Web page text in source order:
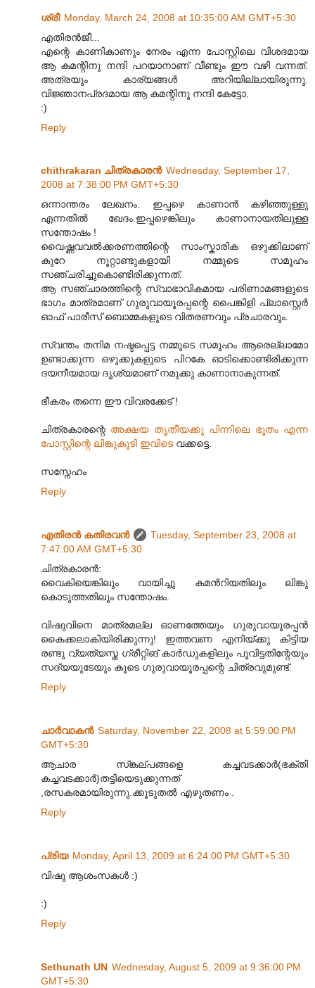
ശ്രീ Monday, March 24, 2008 at 10:35:00 AM GMT+5:30
എതിരന്‍‌ജീ...
എന്റെ കാണികാണും നേരം എന്ന പോസ്റ്റിലെ വിശദമായ
ആ കമന്റിനു നന്ദി പറയാനാണ് വീണ്ടും ഈ വഴി വന്നത്.
അത്രയും കാര്യങ്ങള്‍ അറിയില്ലായിരുന്നു.
വിജ്ഞാനപ്രദമായ ആ കമന്റിനു നന്ദി കേട്ടോ.
:)
Reply
chithrakaran ചിത്രകാരന്‍ Wednesday, September 17,
2008 at 7:38:00 PM GMT+5:30
ഒന്നാന്തരം ലേഖനം. ഇപ്പഴെ കാണാന്‍ കഴിഞ്ഞുള്ളു
എന്നതില്‍ ഖേദം.ഇപ്പഴെങ്കിലും കാണാനായതിലുള്ള
സന്തോഷം !
വൈഷ്ണവവല്‍ക്കരണത്തിന്റെ സാംസ്കാരിക ഒഴുക്കിലാണ്
കുറേ നൂറ്റാണ്ടുകളായി നമ്മുടെ സമൂഹം
സഞ്ചരിച്ചുകൊണ്ടിരിക്കുന്നത്.
ആ സഞ്ചാരത്തിന്റെ സ്വാഭാവികമായ പരിണാമങ്ങളുടെ
ഭാഗം മാത്രമാണ് ഗുരുവായൂരപ്പന്റെ പൈങ്കിളി പ്ലാസ്റ്റെര്‍
ഓഫ് പാരീസ് ബൊമ്മകളുടെ വിതരണവും പ്രചാരവും.
സ്വന്തം തനിമ നഷ്ടപ്പെട്ട നമ്മുടെ സമൂഹം ആരെല്ലാമോ
ഉണ്ടാക്കുന്ന ഒഴുക്കുകളുടെ പിറകേ ഓടിക്കൊണ്ടിരിക്കുന്ന
ദയനീയമായ ദൃശ്യമാണ് നമുക്കു കാണാനാകുന്നത്.
ഭീകരം തന്നെ ഈ വിവരക്കേട് !
ചിത്രകാരന്റെ അക്ഷയ തൃതീയക്കു പിന്നിലെ ഭൂതം എന്ന
പോസ്റ്റിന്റെ ലിങ്കുകൂടി ഇവിടെവക്കട്ടെ.
സസ്നേഹം
Reply
എതിരന്‍ കതിരവന്‍
Tuesday, September 23, 2008 at
7:47:00 AM GMT+5:30
ചിത്രകാരന്‍:
വൈകിയെങ്കിലും വായിച്ചു കമന്‍റിയതിലും ലിങ്കു
കൊടുത്തതിലും സന്തോഷം.
വിഷുവിനെ മാത്രമല്ല ഓണത്തേയും ഗുരുവായൂരപ്പന്‍
കൈക്കലാകിയിരിക്കുന്നു! ഇത്തവണ എനിയ്ക്കു കിട്ടിയ
രണ്ടു വ്യത്യസ്ത ഗ്രീറ്റിങ് കാര്‍ഡുകളിലും പൂവിട്ടതിന്റേയും
സദ്യയുടേയും കൂടെ ഗുരുവായൂരപ്പന്റെ ചിത്രവുമുണ്ട്.
Reply
ചാർ‌വാകൻ‌ Saturday, November 22, 2008 at 5:59:00 PM
GMT+5:30
ആചാര സ്ങ്കല്പങ്ങളെ കച്ചവടക്കാര്‍(ഭക്തി
കച്ചവടക്കാര്‍)തട്ടിയെടുക്കുന്നത്
,രസകരമായിരുന്നു.ക്കൂടുതല്‍ എഴുതണം ​.
Reply
പ്രിയ Monday, April 13, 2009 at 6:24:00 PM GMT+5:30
വിഷു ആശംസകള്‍ :)
:)
Reply
Sethunath UN Wednesday, August 5, 2009 at 9:36:00 PM
GMT+5:30